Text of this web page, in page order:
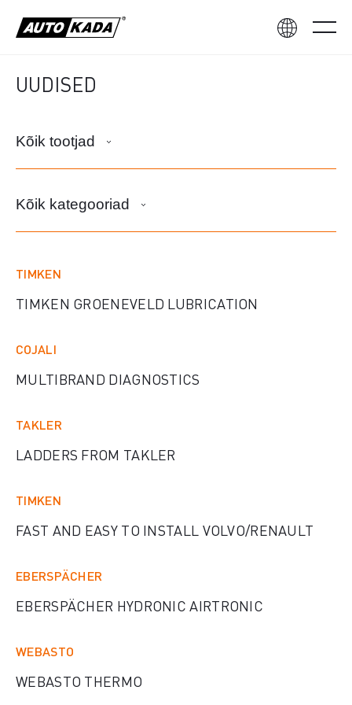
UUDISED
Kõik tootjad
Kõik kategooriad
TIMKEN
TIMKEN GROENEVELD LUBRICATION
COJALI
MULTIBRAND DIAGNOSTICS
TAKLER
LADDERS FROM TAKLER
TIMKEN
FAST AND EASY TO INSTALL VOLVO/RENAULT
EBERSPÄCHER
EBERSPÄCHER HYDRONIC AIRTRONIC
WEBASTO
WEBASTO THERMO